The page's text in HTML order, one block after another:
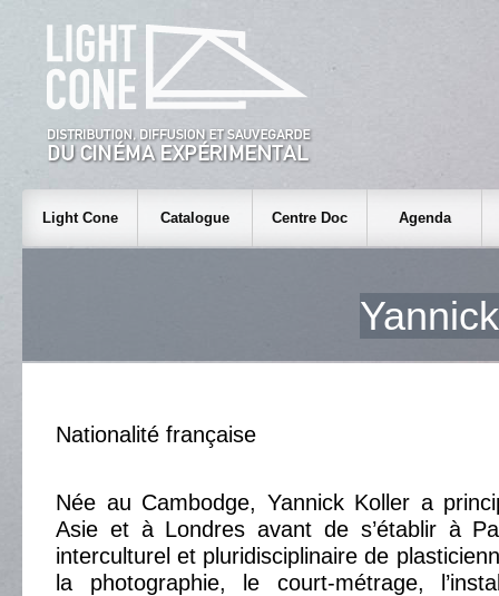
Light Cone Catalogue Centre Doc Agenda
Nationalité française
Née au Cambodge, Yannick Koller a
Asie et à Londres avant de s’établir à
interculturel et pluridisciplinaire de
la photographie, le court-métrage,